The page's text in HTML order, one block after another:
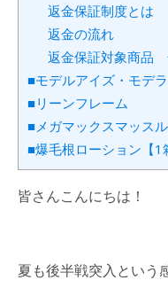
返金保証制度とは
返金の流れ
返金保証対象商品
■モデルアイズ・モデ
■リーンフレーム
■メガマックスマッスル
■爆毛根ローション【
皆さんこんにちは！
夏も後半戦突入という